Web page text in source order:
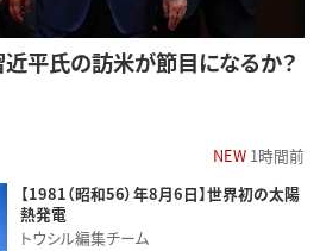
平氏の訪米が節目になるか？
NEW1時間前
【1981（昭和56）年8月6日】世界初の太陽
熱発電
トウシル編集チーム